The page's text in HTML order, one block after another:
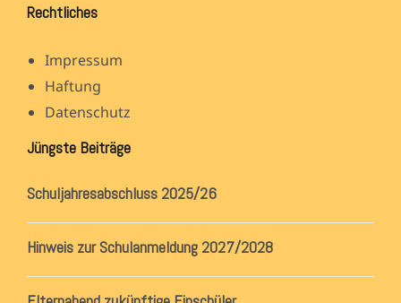
Rechtliches
Impressum
Haftung
Datenschutz
Jüngste Beiträge
Schuljahresabschluss 2025/26
Hinweis zur Schulanmeldung 2027/2028